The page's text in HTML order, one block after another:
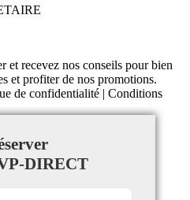
et recevez nos conseils pour bien
et profiter de nos promotions.
de confidentialité
Conditions
DIRECT